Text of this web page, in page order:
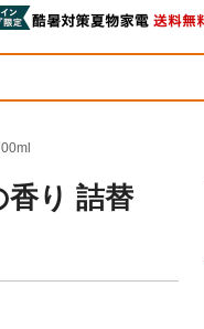
り 詰替